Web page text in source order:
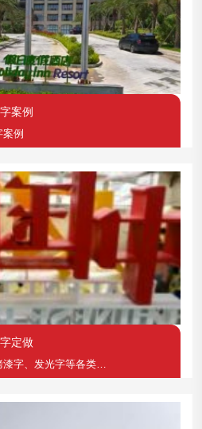
案例
例
定做
专业制作不锈钢字、烤漆字、发光字等各类广告字